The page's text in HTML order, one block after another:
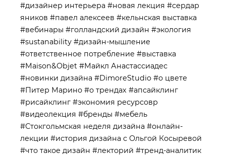
#дизайнер интерьера #новая лекция #сердар
яников #павел алексеев #кельнская выставка
#вебинары #голландский дизайн #экология
#sustanability #дизайн-мышление
#ответственное потребление #выставка
#Maison&Objet #Майкл Анастассиадес
#новинки дизайна #DimoreStudio #о цвете
#Питер Марино #о трендах #апсайклинг
#рисайклинг #экономия ресурсовр
#видеолекция #бренды #мебель
#Стокгольмская неделя дизайна #онлайн-
лекции #история дизайна с Ольгой Косыревой
#что такое дизайн #лекторий #тренд-аналитик